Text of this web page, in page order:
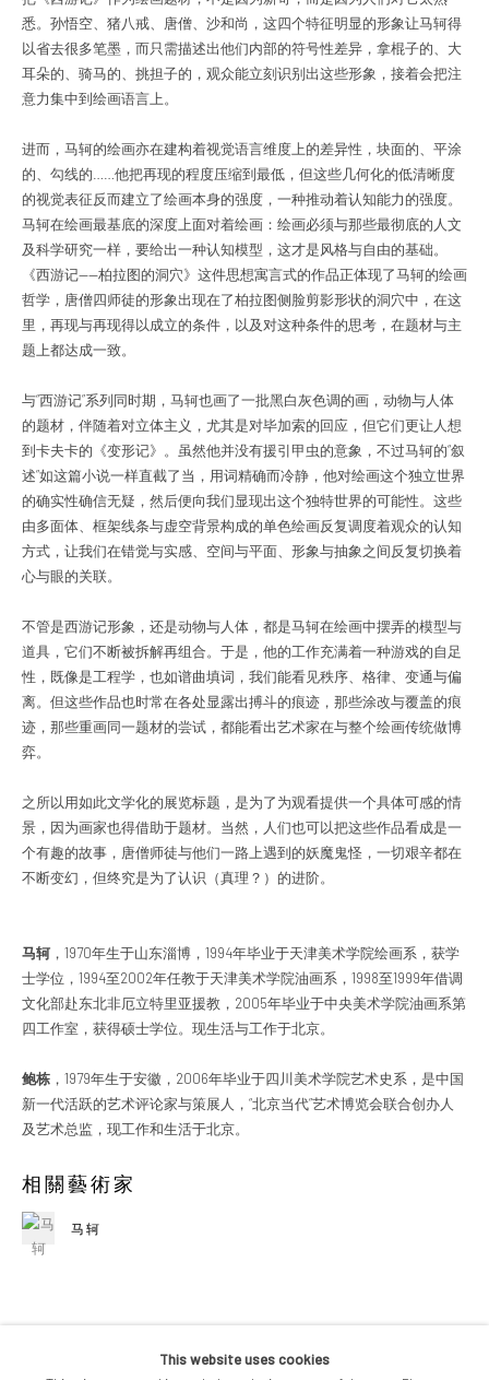
悉。孙悟空、猪八戒、唐僧、沙和尚，这四个特征明显的形象让马轲得
以省去很多笔墨，而只需描述出他们内部的符号性差异，拿棍子的、大
耳朵的、骑马的、挑担子的，观众能立刻识别出这些形象，接着会把注
意力集中到绘画语言上。
进而，马轲的绘画亦在建构着视觉语言维度上的差异性，块面的、平涂
的、勾线的……他把再现的程度压缩到最低，但这些几何化的低清晰度
的视觉表征反而建立了绘画本身的强度，一种推动着认知能力的强度。
马轲在绘画最基底的深度上面对着绘画：绘画必须与那些最彻底的人文
及科学研究一样，要给出一种认知模型，这才是风格与自由的基础。
《西游记——柏拉图的洞穴》这件思想寓言式的作品正体现了马轲的绘画
哲学，唐僧四师徒的形象出现在了柏拉图侧脸剪影形状的洞穴中，在这
里，再现与再现得以成立的条件，以及对这种条件的思考，在题材与主
题上都达成一致。
与“西游记”系列同时期，马轲也画了一批黑白灰色调的画，动物与人体
的题材，伴随着对立体主义，尤其是对毕加索的回应，但它们更让人想
到卡夫卡的《变形记》。虽然他并没有援引甲虫的意象，不过马轲的“叙
述”如这篇小说一样直截了当，用词精确而冷静，他对绘画这个独立世界
的确实性确信无疑，然后便向我们显现出这个独特世界的可能性。这些
由多面体、框架线条与虚空背景构成的单色绘画反复调度着观众的认知
方式，让我们在错觉与实感、空间与平面、形象与抽象之间反复切换着
心与眼的关联。
不管是西游记形象，还是动物与人体，都是马轲在绘画中摆弄的模型与
道具，它们不断被拆解再组合。于是，他的工作充满着一种游戏的自足
性，既像是工程学，也如谱曲填词，我们能看见秩序、格律、变通与偏
离。但这些作品也时常在各处显露出搏斗的痕迹，那些涂改与覆盖的痕
迹，那些重画同一题材的尝试，都能看出艺术家在与整个绘画传统做博
弈。­
之所以用如此文学化的展览标题，是为了为观看提供一个具体可感的情
景，因为画家也得借助于题材。当然，人们也可以把这些作品看成是一
个有趣的故事，唐僧师徒与他们一路上遇到的妖魔鬼怪，一切艰辛都在
不断变幻，但终究是为了认识（真理？）的进阶。
马轲 ，1970年生于山东淄博，1994年毕业于天津美术学院绘画系，获学
士学位，1994至2002年任教于天津美术学院油画系，1998至1999年借调
文化部赴东北非厄立特里亚援教，2005年毕业于中央美术学院油画系第
四工作室，获得硕士学位。现生活与工作于北京。
鲍栋 ，1979年生于安徽，2006年毕业于四川美术学院艺术史系，是中国
新一代活跃的艺术评论家与策展人，“北京当代”艺术博览会联合创办人
及艺术总监，现工作和生活于北京。
相關藝術家
马轲
This website uses cookies